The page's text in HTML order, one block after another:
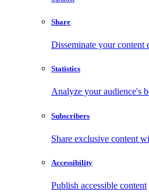
Share
Disseminate your content
Statistics
Analyze your audience's
Subscribers
Share exclusive content
Accessibility
Publish accessible content